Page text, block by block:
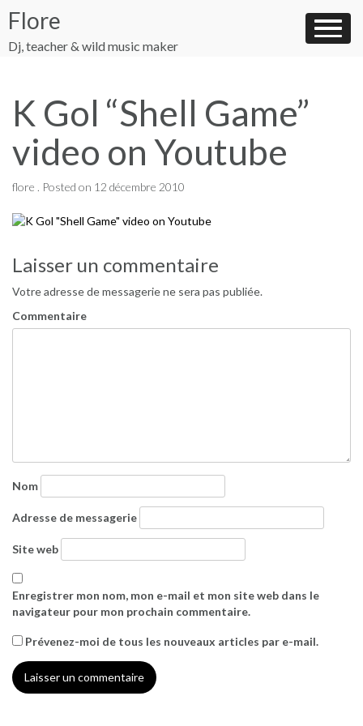
content
Flore
Dj, teacher & wild music maker
K Gol “Shell Game”
video on Youtube
flore . Posted on 12 décembre 2010
de
l’article
Laisser un commentaire
Votre adresse de messagerie ne sera pas publiée.
Commentaire
Nom
Adresse de messagerie
Site web
Enregistrer mon nom, mon e-mail et mon site web dans le
navigateur pour mon prochain commentaire.
Prévenez-moi de tous les nouveaux articles par e-mail.